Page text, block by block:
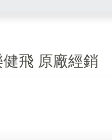
手機周邊
飛 原廠經銷